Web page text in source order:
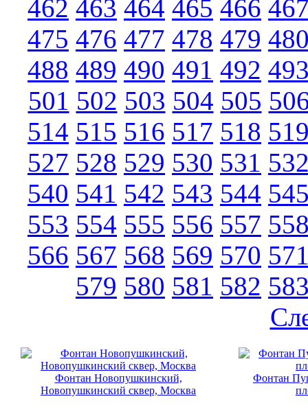
462 463 464 465 466
475 476 477 478 479
488 489 490 491 492
501 502 503 504 505
514 515 516 517 518
527 528 529 530 531
540 541 542 543 544
553 554 555 556 557
566 567 568 569 570
579 580 581 582
Фонтан Новопушкинский,
Новопушкинский сквер, Москва
Фонтан